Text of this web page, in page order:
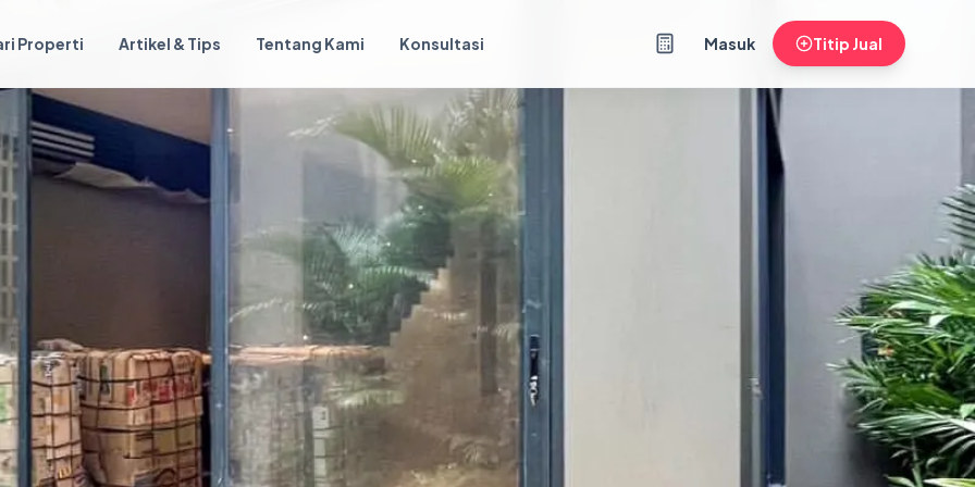
Properti Artikel & Tips Tentang Kami Konsultasi Masuk Titip Jual